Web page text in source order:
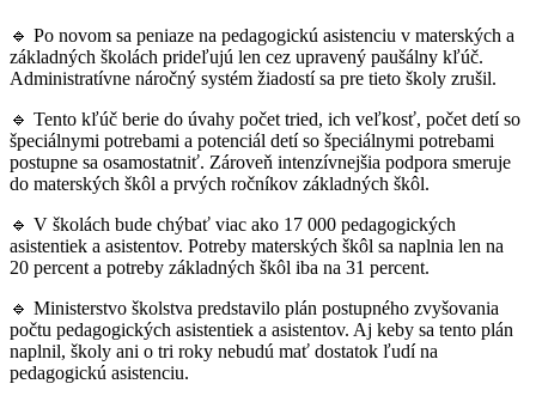
🔹 Po novom sa peniaze na pedagogickú asistenciu v materských a
základných školách prideľujú len cez upravený paušálny kľúč.
Administratívne náročný systém žiadostí sa pre tieto školy zrušil.
🔹 Tento kľúč berie do úvahy počet tried, ich veľkosť, počet detí so
špeciálnymi potrebami a potenciál detí so špeciálnymi potrebami
postupne sa osamostatniť. Zároveň intenzívnejšia podpora smeruje
do materských škôl a prvých ročníkov základných škôl.
🔹 V školách bude chýbať viac ako 17 000 pedagogických
asistentiek a asistentov. Potreby materských škôl sa naplnia len na
20 percent a potreby základných škôl iba na 31 percent.
🔹 Ministerstvo školstva predstavilo plán postupného zvyšovania
počtu pedagogických asistentiek a asistentov. Aj keby sa tento plán
naplnil, školy ani o tri roky nebudú mať dostatok ľudí na
pedagogickú asistenciu.